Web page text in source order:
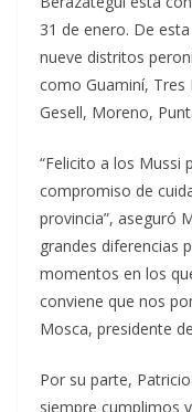
31 de enero. De
nueve distritos
como Guaminí, Tres
Gesell, Moreno,
“Felicito a los Mussi
compromiso de
provincia”, aseguró
grandes diferencias
momentos en los
conviene que nos
Mosca, presidente
Por su parte,
siempre cumplimos